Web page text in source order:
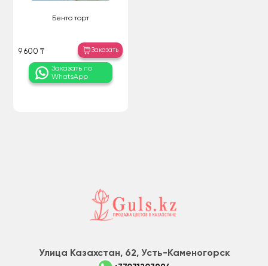
Бенто торт
9 600 ₸ Заказать
Заказать по
WhatsApp
Улица Казахстан, 62, Усть-Каменогорск